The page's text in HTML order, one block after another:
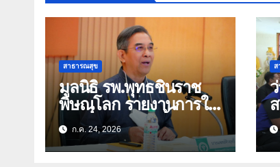
สาธารณสุข
มูลนิธิ รพ.พุทธชินราช
พิษณุโลก รายงานการใช้
จ่ายเงินบริจาค ซื้อ
อุปกรณ์การแพทย์ที่ทัน
สมัย
ก.ค. 24, 2026
ส